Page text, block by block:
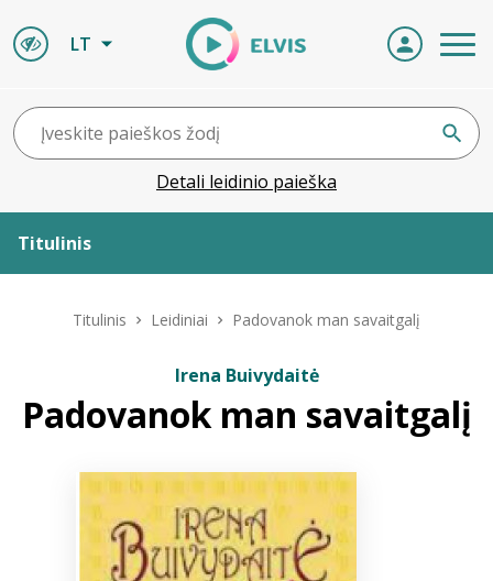
LT
Detali leidinio paieška
Titulinis
ELVIS atvyksta
Naujienos
Bibliotekoms
Titulinis Leidiniai Padovanok man savaitgalį
Irena Buivydaitė
Padovanok man savaitgalį